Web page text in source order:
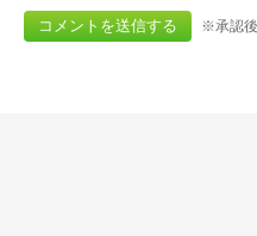
※承認